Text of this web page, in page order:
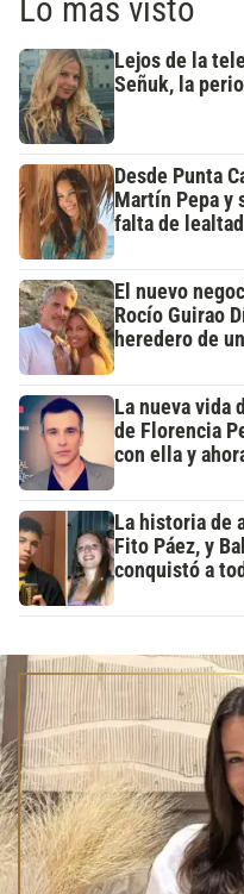
Lo más visto
Lejos de la
Señuk, la
Desde Punta
Martín Pepa y
falta de
El nuevo
Rocío Guirao
heredero de
La nueva vida
de Florencia
con ella y
La historia de
Fito Páez, y
conquistó a